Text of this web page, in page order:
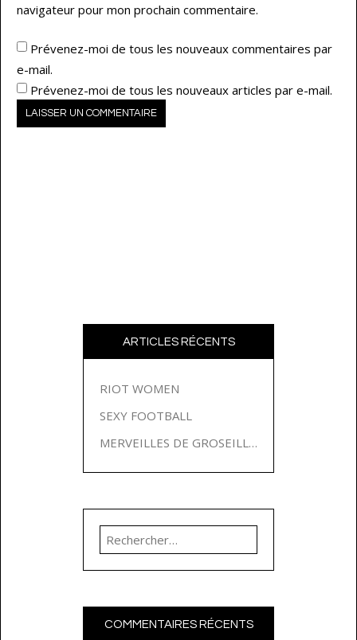
navigateur pour mon prochain commentaire.
Prévenez-moi de tous les nouveaux commentaires par
e-mail.
Prévenez-moi de tous les nouveaux articles par e-mail.
ARTICLES RÉCENTS
RIOT WOMEN
SEXY FOOTBALL
MERVEILLES DE GROSEILLES
Rechercher :
COMMENTAIRES RÉCENTS